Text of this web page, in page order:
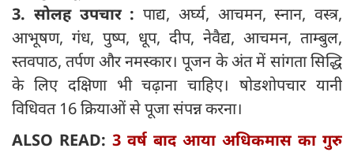
3. सोलह उपचार : पाद्य, अर्घ्य, आचमन, स्नान, वस्त्र,
आभूषण, गंध, पुष्प, धूप, दीप, नेवैद्य, आचमन, ताम्बुल,
स्तवपाठ, तर्पण और नमस्कार। पूजन के अंत में सांगता सिद्धि
के लिए दक्षिणा भी चढ़ाना चाहिए। षोडशोपचार यानी
विधिवत 16 क्रियाओं से पूजा संपन्न करना।
ALSO READ: 3 वर्ष बाद आया अधिकमास का गुरु